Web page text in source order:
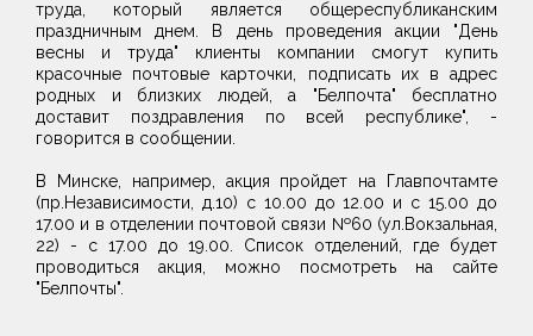
труда, который является общереспубликанским
праздничным днем. В день проведения акции "День
весны и труда" клиенты компании смогут купить
красочные почтовые карточки, подписать их в адрес
родных и близких людей, а "Белпочта" бесплатно
доставит поздравления по всей республике", -
говорится в сообщении.
В Минске, например, акция пройдет на Главпочтамте
(пр.Независимости, д.10) с 10.00 до 12.00 и с 15.00 до
17.00 и в отделении почтовой связи №60 (ул.Вокзальная,
22) - с 17.00 до 19.00. Список отделений, где будет
проводиться акция, можно посмотреть на сайте
"Белпочты".